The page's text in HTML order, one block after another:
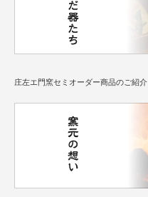
庄左エ門窯セミオーダー商品のご紹介